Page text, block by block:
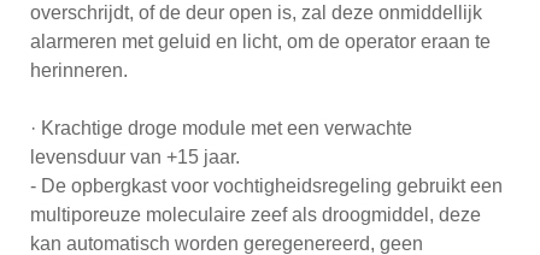
overschrijdt, of de deur open is, zal deze onmiddellijk
alarmeren met geluid en licht, om de operator eraan te
herinneren.
· Krachtige droge module met een verwachte
levensduur van +15 jaar.
- De opbergkast voor vochtigheidsregeling gebruikt een
multiporeuze moleculaire zeef als droogmiddel, deze
kan automatisch worden geregenereerd, geen